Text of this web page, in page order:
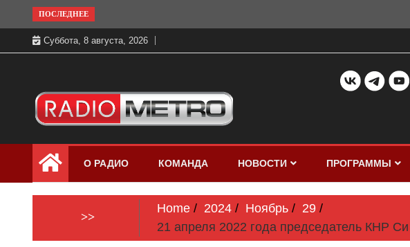
to
content
ПОСЛЕДНЕЕ
Суббота, 8 августа, 2026
Радио МЕТРО
бесплатно в хорошем качестве Санкт-
Петербург и Россия
О РАДИО КОМАНДА НОВОСТИ ПРОГРАММЫ
>>
Home 2024 Ноябрь
29
21 апреля 2022 года председатель КНР